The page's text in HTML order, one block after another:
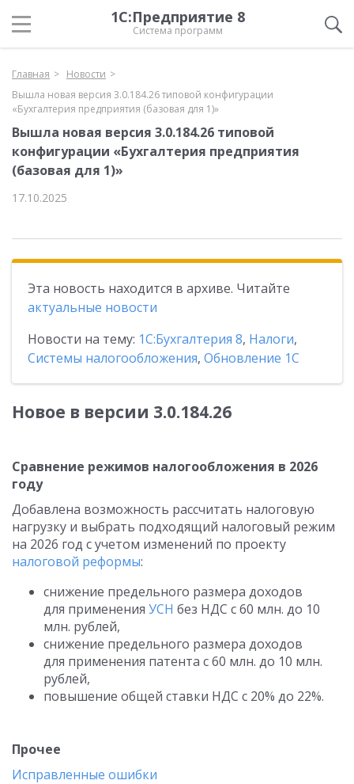
1С:Предприятие 8
Система программ
Главная
Новости
Вышла новая версия 3.0.184.26 типовой конфигурации
«Бухгалтерия предприятия (базовая для 1)»
Вышла новая версия 3.0.184.26 типовой
конфигурации «Бухгалтерия предприятия
(базовая для 1)»
17.10.2025
Эта новость находится в архиве. Читайте
актуальные новости
Новости на тему: 1С:Бухгалтерия 8, Налоги,
Системы налогообложения, Обновление 1С
Новое в версии 3.0.184.26
Сравнение режимов налогообложения в 2026
году
Добавлена возможность рассчитать налоговую
нагрузку и выбрать подходящий налоговый режим
на 2026 год с учетом изменений по проекту
налоговой реформы:
снижение предельного размера доходов
для применения УСН без НДС с 60 млн. до 10
млн. рублей,
снижение предельного размера доходов
для применения патента с 60 млн. до 10 млн.
рублей,
повышение общей ставки НДС с 20% до 22%.
Прочее
Исправленные ошибки